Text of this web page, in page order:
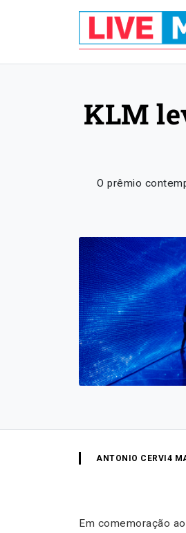
KLM
O prêmio
ANTONIO CERVI 4
Em comemoração